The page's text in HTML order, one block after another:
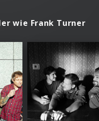
wie Frank Turner